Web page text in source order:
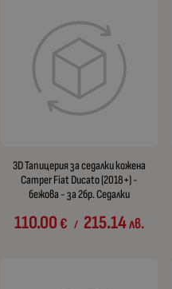
3D Тапицерия за седалки кожена
Camper Fiat Ducato (2018+) -
бежова - за 2бр. Седалки
110.00€ / 215.14лв.